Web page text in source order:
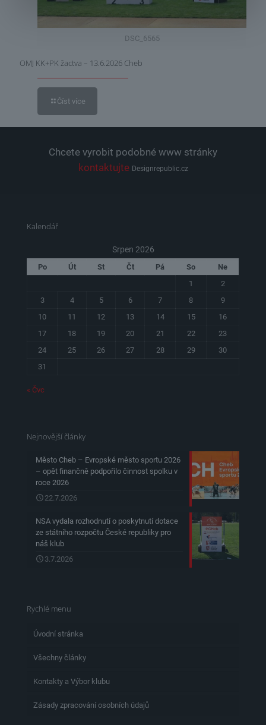
DSC_6565
OMJ KK+PK žactva – 13.6.2026 Cheb
Číst více
Chcete vyrobit podobné www stránky
kontaktujte Designrepublic.cz
Kalendář
Srpen 2026
Po Út St Čt Pá So
Ne
1
2
3
4 5 6 7 8
9
10
11 12 13 14 15
16
17
18 19 20 21 22
23
24
25 26 27 28 29
30
31
« Čvc
Nejnovější články
Město Cheb – Evropské město sportu 2026
– opět finančně podpořilo činnost spolku v
roce 2026
22.7.2026
NSA vydala rozhodnutí o poskytnutí dotace
ze státního rozpočtu České republiky pro
náš klub
3.7.2026
Rychlé menu
Úvodní stránka
Všechny články
Kontakty a Výbor klubu
Zásady zpracování osobních údajů